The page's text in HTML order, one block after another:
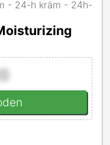
- 24-h kräm - 24h-